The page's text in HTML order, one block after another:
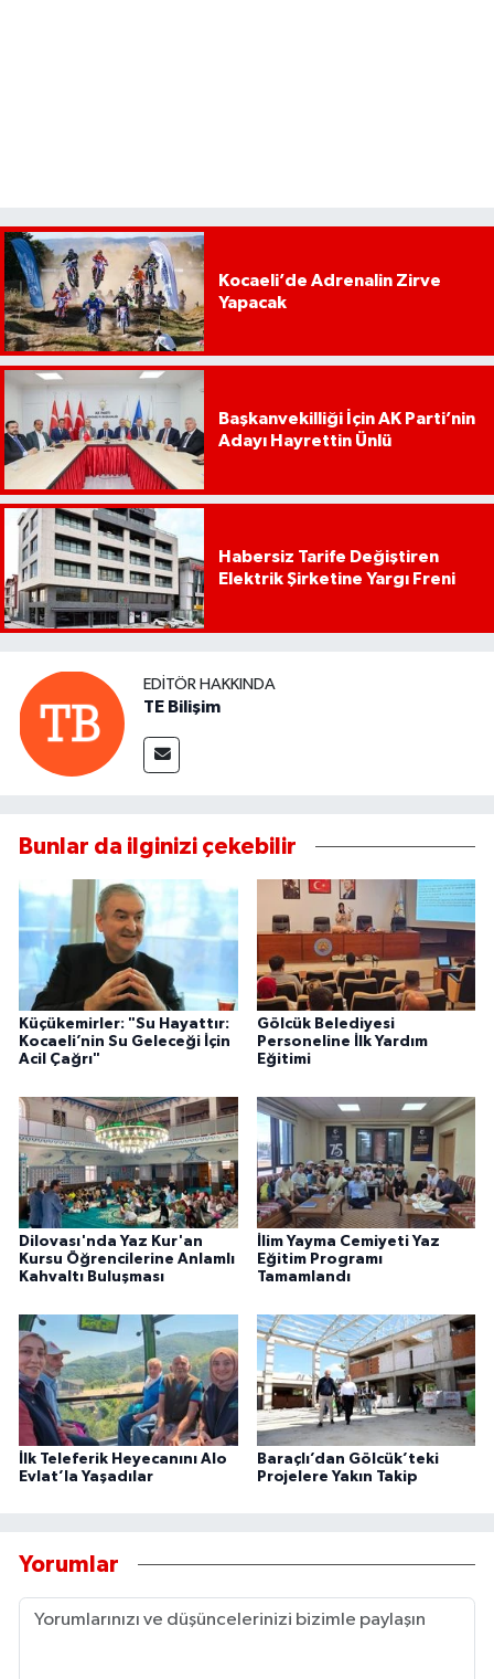
Kocaeli’de Adrenalin Zirve
Yapacak
Başkanvekilliği İçin AK Parti’nin
Adayı Hayrettin Ünlü
Habersiz Tarife Değiştiren
Elektrik Şirketine Yargı Freni
EDITÖR HAKKINDA
TE Bilişim
Bunlar da ilginizi çekebilir
Küçükemirler: "Su Hayattır:
Kocaeli’nin Su Geleceği İçin
Acil Çağrı"
Gölcük Belediyesi
Personeline İlk Yardım
Eğitimi
Dilovası'nda Yaz Kur'an
Kursu Öğrencilerine Anlamlı
Kahvaltı Buluşması
İlim Yayma Cemiyeti Yaz
Eğitim Programı
Tamamlandı
İlk Teleferik Heyecanını Alo
Evlat’la Yaşadılar
Baraçlı’dan Gölcük’teki
Projelere Yakın Takip
Yorumlar